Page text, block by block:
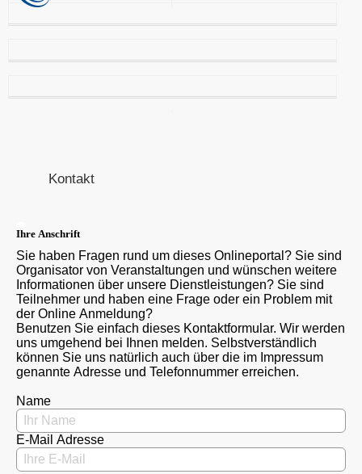
Kontakt
Ihre Anschrift
Sie haben Fragen rund um dieses Onlineportal? Sie sind
Organisator von Veranstaltungen und wünschen weitere
Informationen über unsere Dienstleistungen? Sie sind
Teilnehmer und haben eine Frage oder ein Problem mit
der Online Anmeldung?
Benutzen Sie einfach dieses Kontaktformular. Wir werden
uns umgehend bei Ihnen melden. Selbstverständlich
können Sie uns natürlich auch über die im Impressum
genannte Adresse und Telefonnummer erreichen.
Name
E-Mail Adresse